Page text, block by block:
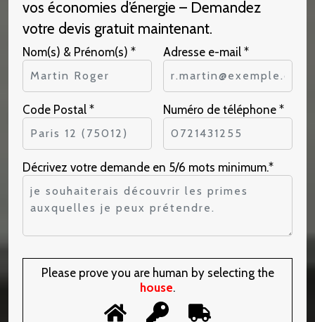
vos économies d’énergie – Demandez
votre devis gratuit maintenant.
Nom(s) & Prénom(s) * Adresse e-mail *
Code Postal * Numéro de téléphone *
Décrivez votre demande en 5/6 mots minimum.*
Please prove you are human by selecting the
house.